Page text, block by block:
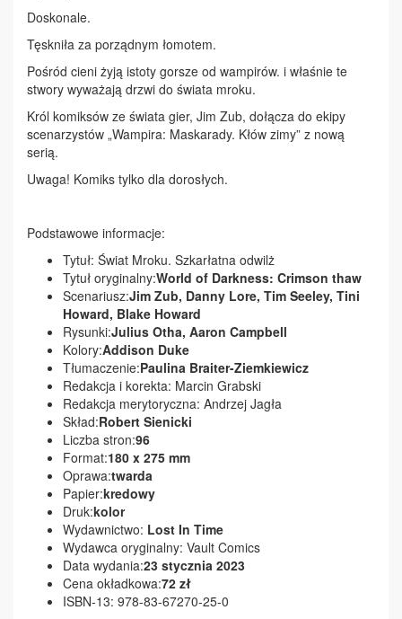
Doskonale.
Tęskniła za porządnym łomotem.
Pośród cieni żyją istoty gorsze od wampirów. i właśnie te
stwory wyważają drzwi do świata mroku.
Król komiksów ze świata gier, Jim Zub, dołącza do ekipy
scenarzystów „Wampira: Maskarady. Kłów zimy” z nową
serią.
Uwaga! Komiks tylko dla dorosłych.
Podstawowe informacje:
Tytuł: Świat Mroku. Szkarłatna odwilż
Tytuł oryginalny:World of Darkness: Crimson thaw
Scenariusz:Jim Zub, Danny Lore, Tim Seeley, Tini
Howard, Blake Howard
Rysunki:Julius Otha, Aaron Campbell
Kolory:Addison Duke
Tłumaczenie:Paulina Braiter-Ziemkiewicz
Redakcja i korekta: Marcin Grabski
Redakcja merytoryczna: Andrzej Jagła
Skład:Robert Sienicki
Liczba stron:96
Format:180 x 275 mm
Oprawa:twarda
Papier:kredowy
Druk:kolor
Wydawnictwo: Lost In Time
Wydawca oryginalny: Vault Comics
Data wydania:23 stycznia 2023
Cena okładkowa:72 zł
ISBN-13: 978-83-67270-25-0